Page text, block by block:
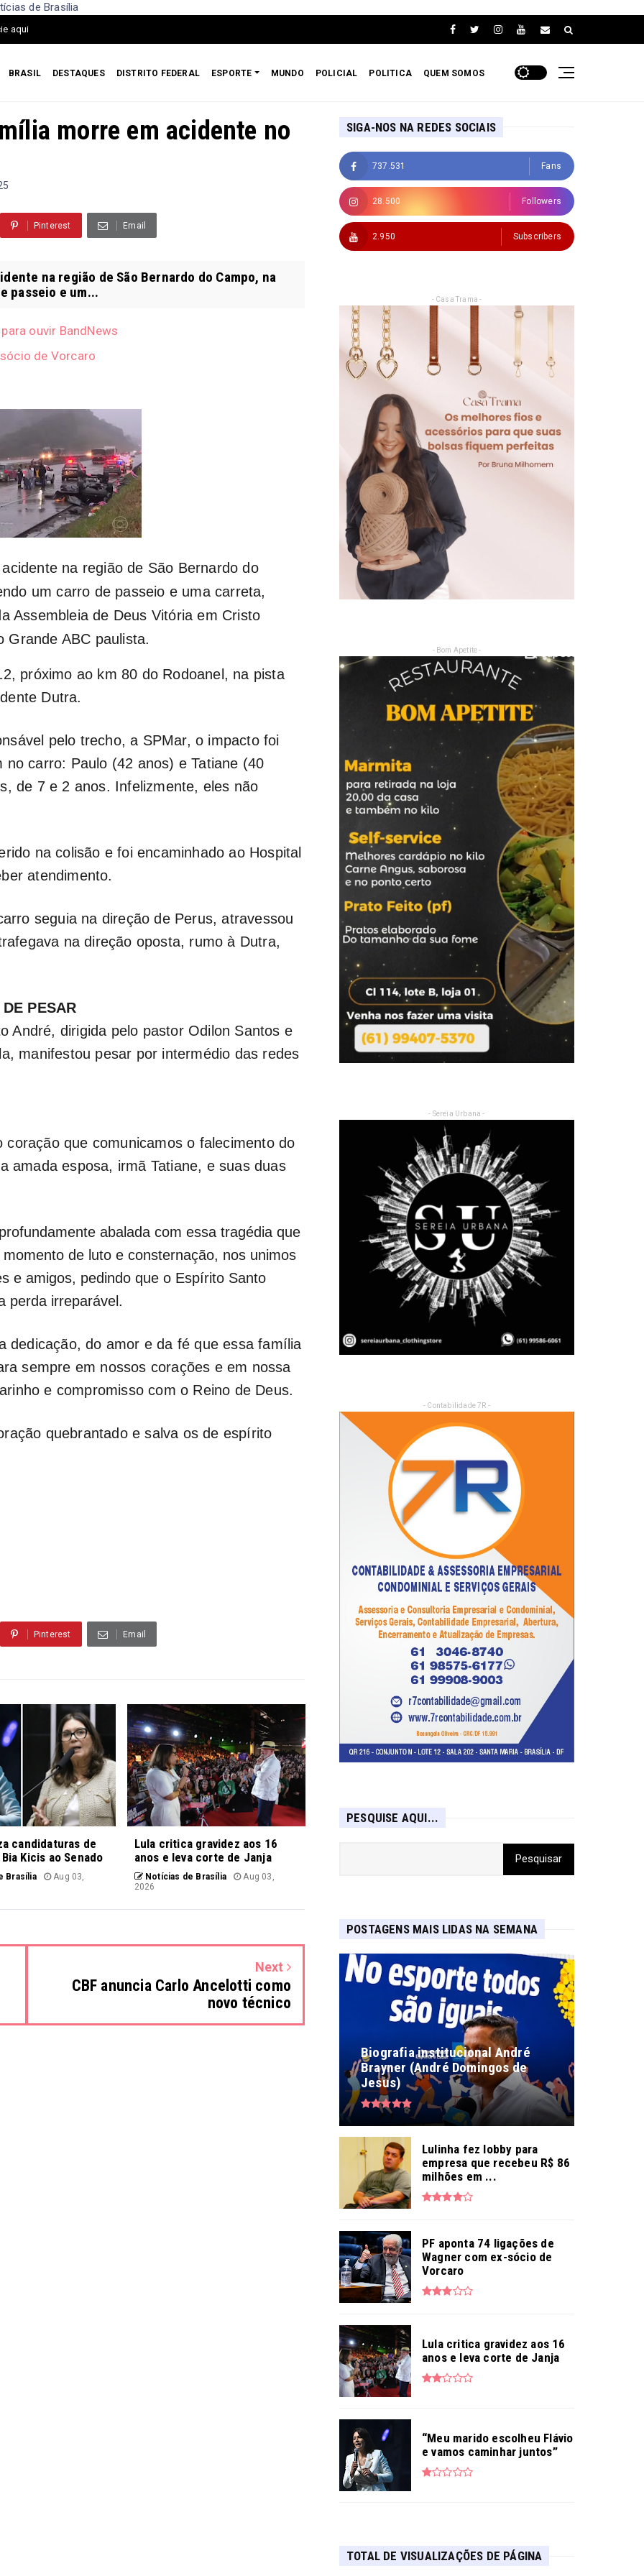
de Brasília
aqui
BRASIL DESTAQUES DISTRITO FEDERAL ESPORTE MUNDO POLICIAL POLITICA QUEM SOMOS
morre em acidente no
Pinterest Email
na região de São Bernardo do Campo, na
passeio e um...
ouvir BandNews
de Vorcaro
na região de São Bernardo do
um carro de passeio e uma carreta,
Assembleia de Deus Vitória em Cristo
Grande ABC paulista.
próximo ao km 80 do Rodoanel, na pista
Dutra.
pelo trecho, a SPMar, o impacto foi
carro: Paulo (42 anos) e Tatiane (40
de 7 e 2 anos. Infelizmente, eles não
na colisão e foi encaminhado ao Hospital
atendimento.
seguia na direção de Perus, atravessou
na direção oposta, rumo à Dutra,
PESAR
André, dirigida pelo pastor Odilon Santos e
manifestou pesar por intermédio das redes
que comunicamos o falecimento do
amada esposa, irmã Tatiane, e suas duas
abalada com essa tragédia que
de luto e consternação, nos unimos
e amigos, pedindo que o Espírito Santo
perda irreparável.
dedicação, do amor e da fé que essa família
sempre em nossos corações e em nossa
e compromisso com o Reino de Deus.
quebrantado e salva os de espírito
Pinterest Email
candidaturas de
Kicis ao Senado
Brasília Aug 03,
Lula critica gravidez aos 16
anos e leva corte de Janja
Notícias de Brasília
Aug 03,
2026
Next
CBF anuncia Carlo Ancelotti como
novo técnico
SIGA-NOS NA REDES SOCIAIS
737.531 Fans
28.500 Followers
2.950 Subscribers
- Casa Trama -
- Bom Apetite -
- Sereia Urbana -
- Contabilidade 7R -
PESQUISE AQUI...
POSTAGENS MAIS LIDAS NA SEMANA
Biografia institucional André
Brayner (André Domingos de
Jesus)
Lulinha fez lobby para
empresa que recebeu R$ 86
milhões em ...
PF aponta 74 ligações de
Wagner com ex-sócio de
Vorcaro
Lula critica gravidez aos 16
anos e leva corte de Janja
“Meu marido escolheu Flávio
e vamos caminhar juntos”
TOTAL DE VISUALIZAÇÕES DE PÁGINA